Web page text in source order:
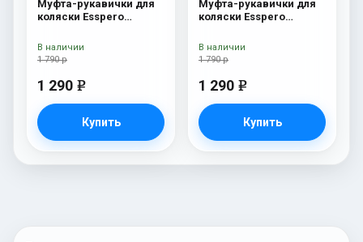
Муфта-рукавички для
коляски Esspero
шерсть) Blue Mountain
1 790 р
1 290 e
Купить
В наличии
Муфта-рукавички для
коляски Esspero
шерсть) Beige
1 790 р
1 290 e
Купить
В наличии